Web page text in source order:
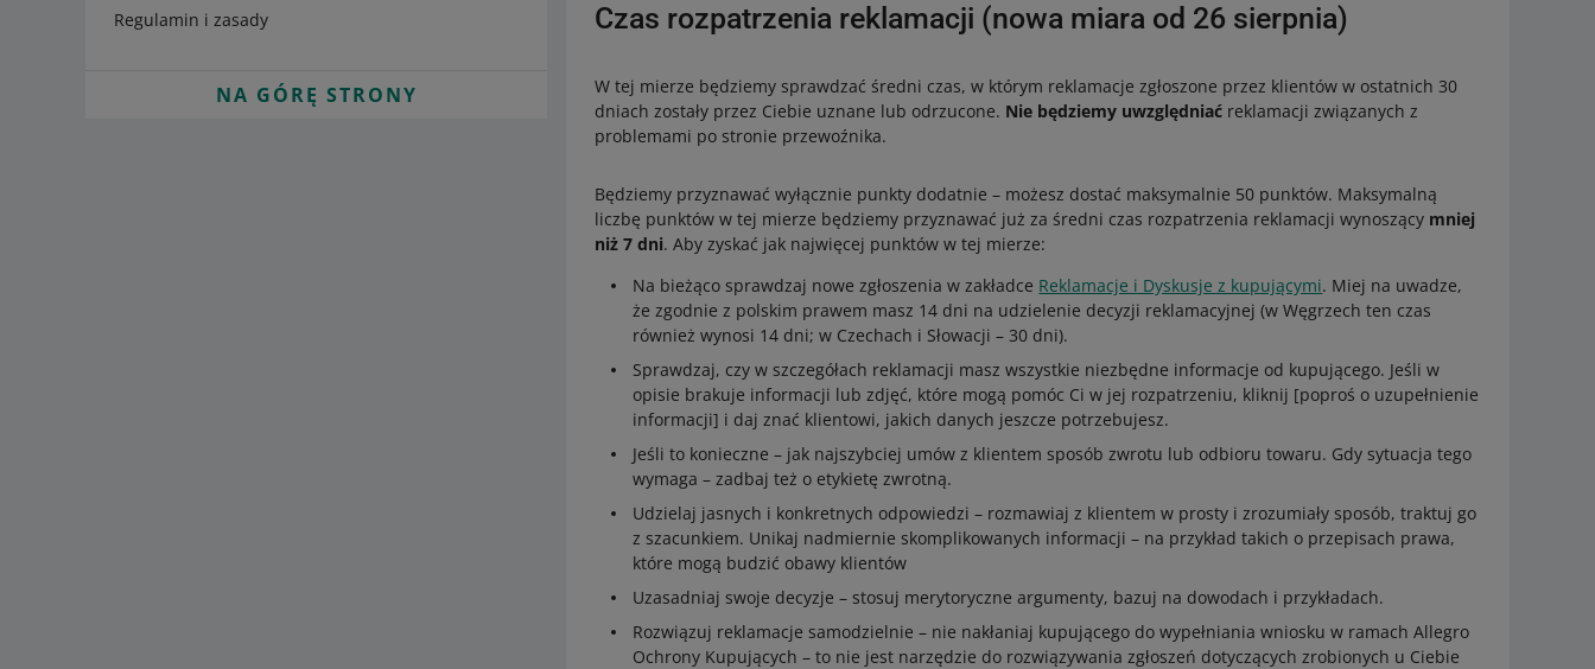
Regulamin i zasady
NA GÓRĘ STRONY
Czas rozpatrzenia reklamacji (nowa miara od 26 sierpnia)
W tej mierze będziemy sprawdzać średni czas, w którym reklamacje zgłoszone przez klientów w ostatnich 30
dniach zostały przez Ciebie uznane lub odrzucone. Nie będziemy uwzględniać reklamacji związanych z
problemami po stronie przewoźnika.
Będziemy przyznawać wyłącznie punkty dodatnie – możesz dostać maksymalnie 50 punktów. Maksymalną
liczbę punktów w tej mierze będziemy przyznawać już za średni czas rozpatrzenia reklamacji wynoszący mniej
niż 7 dni. Aby zyskać jak najwięcej punktów w tej mierze:
Na bieżąco sprawdzaj nowe zgłoszenia w zakładce Reklamacje i Dyskusje z kupującymi. Miej na uwadze,
że zgodnie z polskim prawem masz 14 dni na udzielenie decyzji reklamacyjnej (w Węgrzech ten czas
również wynosi 14 dni; w Czechach i Słowacji – 30 dni).
Sprawdzaj, czy w szczegółach reklamacji masz wszystkie niezbędne informacje od kupującego. Jeśli w
opisie brakuje informacji lub zdjęć, które mogą pomóc Ci w jej rozpatrzeniu, kliknij [poproś o uzupełnienie
informacji] i daj znać klientowi, jakich danych jeszcze potrzebujesz.
Jeśli to konieczne – jak najszybciej umów z klientem sposób zwrotu lub odbioru towaru. Gdy sytuacja tego
wymaga – zadbaj też o etykietę zwrotną.
Udzielaj jasnych i konkretnych odpowiedzi – rozmawiaj z klientem w prosty i zrozumiały sposób, traktuj go
z szacunkiem. Unikaj nadmiernie skomplikowanych informacji – na przykład takich o przepisach prawa,
które mogą budzić obawy klientów
Uzasadniaj swoje decyzje – stosuj merytoryczne argumenty, bazuj na dowodach i przykładach.
Rozwiązuj reklamacje samodzielnie – nie nakłaniaj kupującego do wypełniania wniosku w ramach Allegro
Ochrony Kupujących – to nie jest narzędzie do rozwiązywania zgłoszeń dotyczących zrobionych u Ciebie